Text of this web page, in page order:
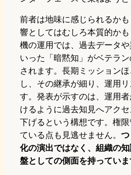
前者は地味に感じられるか
響としてはむしろ本質的か
機の運用では、過去データ
いった「暗黙知」がベテラ
されます。長期ミッション
し、その継承が細り、運用
す。発表が示すのは、運用
けるように過去知見へアク
下げるという構想です。権
ている点も見逃せません。
化の演出ではなく、組織の
盤としての側面を持っていま